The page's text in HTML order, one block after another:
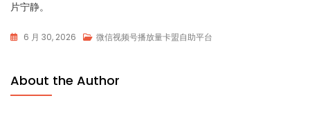
片宁静。
6 月 30, 2026 微信视频号播放量卡盟自助平台
About the Author